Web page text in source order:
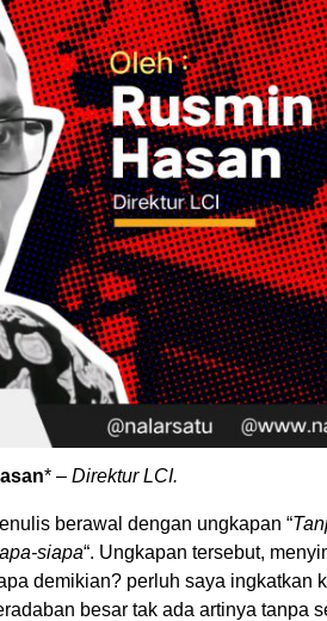
* – Direktur LCI.
berawal dengan ungkapan “
siapa“. Ungkapan tersebut,
demikian? perluh saya ingkatkan
besar tak ada artinya tanpa